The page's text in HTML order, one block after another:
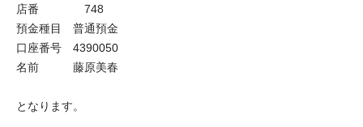
店番 748
預金種目 普通預金
口座番号 4390050
名前 藤原美春
となります。